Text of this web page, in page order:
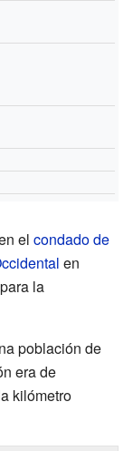
el condado de
en
la
población de
era de
kilómetro